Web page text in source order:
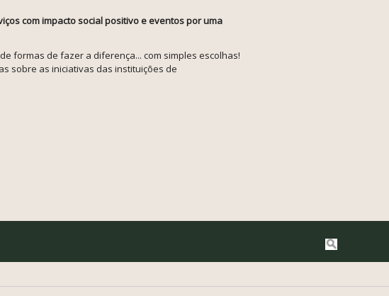
com impacto social positivo e eventos por uma
formas de fazer a diferença... com simples escolhas!
sobre as iniciativas das instituições de